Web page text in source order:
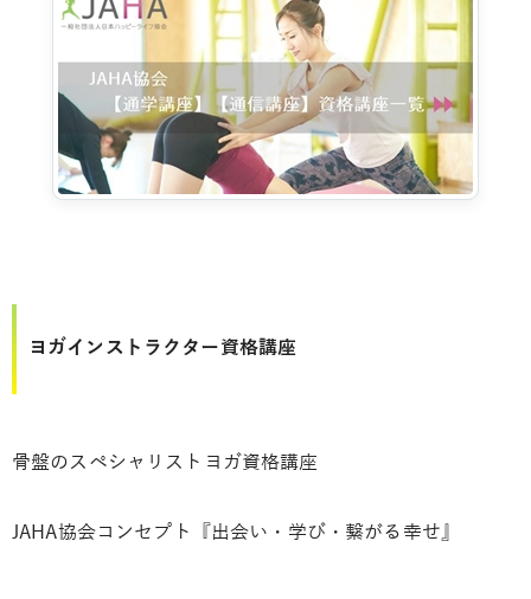
ヨガインストラクター資格講座
骨盤のスペシャリストヨガ資格講座
JAHA協会コンセプト『出会い・学び・繋がる幸せ』